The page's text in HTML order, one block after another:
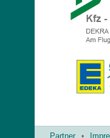
Partner •